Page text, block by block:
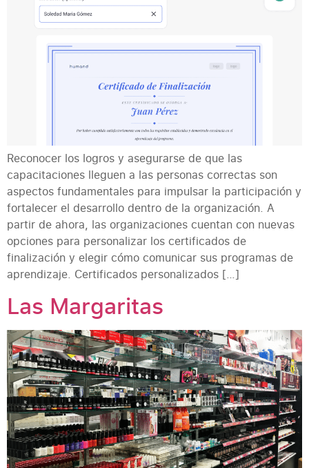
Reconocer los logros y asegurarse de que las
capacitaciones lleguen a las personas correctas son
aspectos fundamentales para impulsar la participación y
fortalecer el desarrollo dentro de la organización. A
partir de ahora, las organizaciones cuentan con nuevas
opciones para personalizar los certificados de
finalización y elegir cómo comunicar sus programas de
aprendizaje. Certificados personalizados […]
Las Margaritas